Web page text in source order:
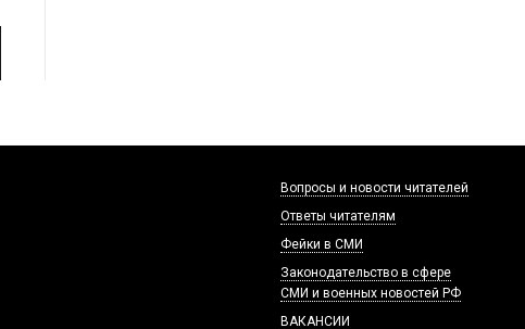
Вопросы и новости читателей
Ответы читателям
Фейки в СМИ
Законодательство в сфере
СМИ и военных новостей РФ
ВАКАНСИИ